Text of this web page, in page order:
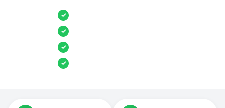
✓
✓
✓
✓